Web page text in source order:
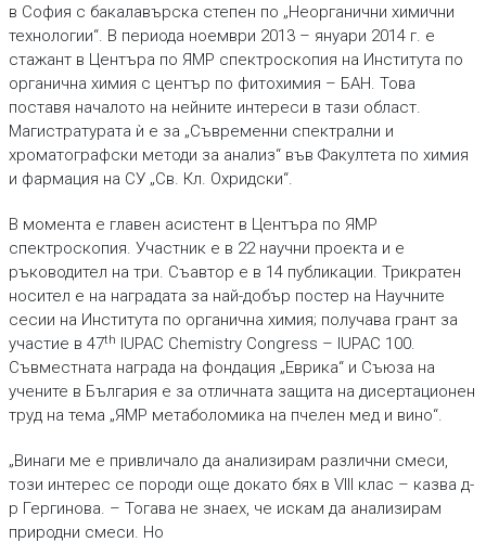
в София с бакалавърска степен по „Неорганични химични
технологии“. В периода ноември 2013 – януари 2014 г. е
стажант в Центъра по ЯМР спектроскопия на Института по
органична химия с център по фитохимия – БАН. Това
поставя началото на нейните интереси в тази област.
Магистратурата ѝ e за „Съвременни спектрални и
хроматографски методи за анализ“ във Факултета по химия
и фармация на СУ „Св. Кл. Охридски“.
В момента е главен асистент в Центъра по ЯМР
спектроскопия. Участник е в 22 научни проекта и е
ръководител на три. Съавтор е в 14 публикации. Трикратен
носител е на наградата за най-добър постер на Научните
сесии на Института по органична химия; получава грант за
участие в 47th IUPAC Chemistry Congress – IUPAC 100.
Съвместната награда на фондация „Еврика“ и Съюза на
учените в България е за отличната защита на дисертационен
труд на тема „ЯМР метаболомика на пчелен мед и вино“.
„Винаги ме е привличало да анализирам различни смеси,
този интерес се породи още докато бях в VIII клас – казва д-
р Гергинова. – Тогава не знаех, че искам да анализирам
природни смеси. Но